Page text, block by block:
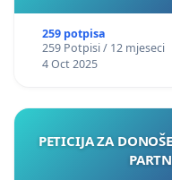
259 potpisa
259 Potpisi / 12 mjeseci
4 Oct 2025
PETICIJA ZA